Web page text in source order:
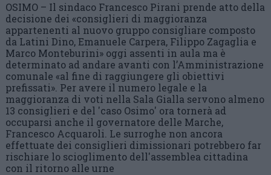
OSIMO – Il sindaco Francesco Pirani prende atto della
decisione dei «consiglieri di maggioranza
appartenenti al nuovo gruppo consigliare composto
da Latini Dino, Emanuele Carpera, Filippo Zagaglia e
Marco Monteburini» oggi assenti in aula ma è
determinato ad andare avanti con l’Amministrazione
comunale «al fine di raggiungere gli obiettivi
prefissati». Per avere il numero legale e la
maggioranza di voti nella Sala Gialla servono almeno
13 consiglieri e del 'caso Osimo' ora tornerà ad
occuparsi anche il governatore delle Marche,
Francesco Acquaroli. Le surroghe non ancora
effettuate dei consiglieri dimissionari potrebbero far
rischiare lo scioglimento dell'assemblea cittadina
con il ritorno alle urne